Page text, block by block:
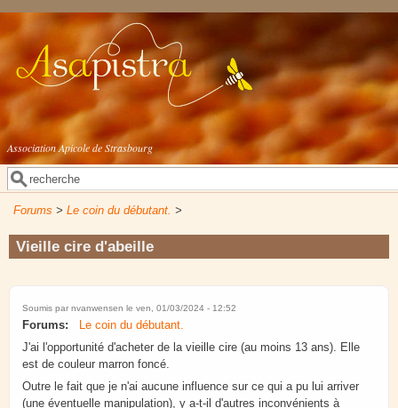
Aller au contenu principal
Association Apicole de Strasbourg
Formulaire de recherche
Rechercher
Forums > Le coin du débutant. >
Vieille cire d'abeille
Soumis par nvanwensen le ven, 01/03/2024 - 12:52
Forums:
Le coin du débutant.
J'ai l'opportunité d'acheter de la vieille cire (au moins 13 ans). Elle
est de couleur marron foncé.
Outre le fait que je n'ai aucune influence sur ce qui a pu lui arriver
(une éventuelle manipulation), y a-t-il d'autres inconvénients à